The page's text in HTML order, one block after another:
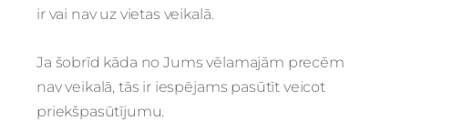
ir vai nav uz vietas veikalā.
Ja šobrīd kāda no Jums vēlamajām precēm
nav veikalā, tās ir iespējams pasūtīt veicot
priekšpasūtījumu.